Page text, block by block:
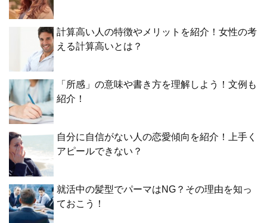
計算高い人の特徴やメリットを紹介！女性の考
える計算高いとは？
「所感」の意味や書き方を理解しよう！文例も
紹介！
自分に自信がない人の恋愛傾向を紹介！上手く
アピールできない？
就活中の髪型でパーマはNG？その理由を知っ
ておこう！